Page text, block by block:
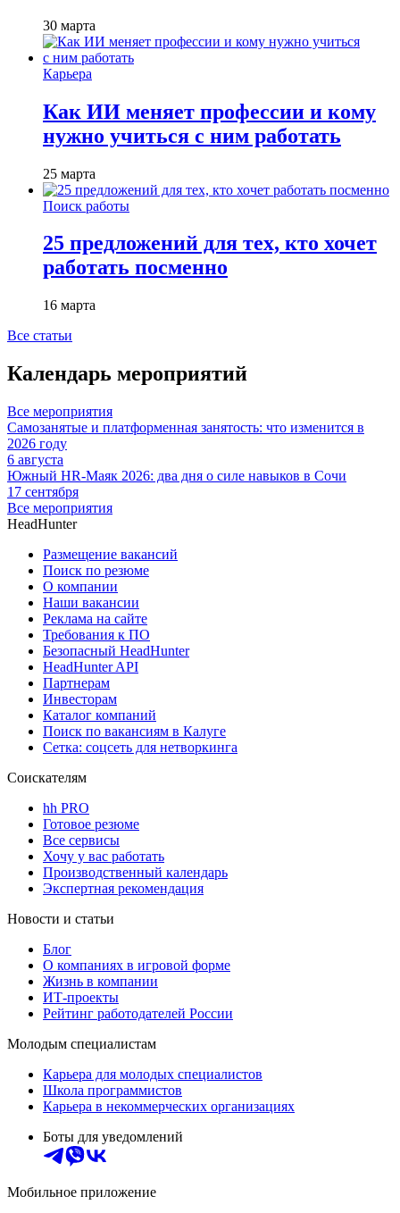
30 марта
Карьера
Как ИИ меняет профессии и кому
нужно учиться с ним работать
25 марта
Поиск работы
25 предложений для тех, кто хочет
работать посменно
16 марта
Все статьи
Календарь мероприятий
Все мероприятия
Самозанятые и платформенная занятость: что изменится в
2026 году
6 августа
Южный HR-Маяк 2026: два дня о силе навыков в Сочи
17 сентября
Все мероприятия
HeadHunter
Размещение вакансий
Поиск по резюме
О компании
Наши вакансии
Реклама на сайте
Требования к ПО
Безопасный HeadHunter
HeadHunter API
Партнерам
Инвесторам
Каталог компаний
Поиск по вакансиям в Калуге
Сетка: соцсеть для нетворкинга
Соискателям
hh PRO
Готовое резюме
Все сервисы
Хочу у вас работать
Производственный календарь
Экспертная рекомендация
Новости и статьи
Блог
О компаниях в игровой форме
Жизнь в компании
ИТ-проекты
Рейтинг работодателей России
Молодым специалистам
Карьера для молодых специалистов
Школа программистов
Карьера в некоммерческих организациях
Боты для уведомлений
Мобильное приложение